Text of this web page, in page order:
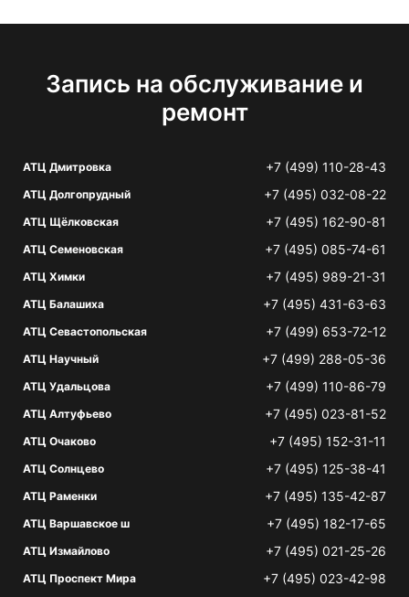
Запись на обслуживание и
ремонт
АТЦ Дмитровка +7 (499) 110-28-43
АТЦ Долгопрудный +7 (495) 032-08-22
АТЦ Щёлковская +7 (495) 162-90-81
АТЦ Семеновская +7 (495) 085-74-61
АТЦ Химки +7 (495) 989-21-31
АТЦ Балашиха +7 (495) 431-63-63
АТЦ Севастопольская +7 (499) 653-72-12
АТЦ Научный +7 (499) 288-05-36
АТЦ Удальцова +7 (499) 110-86-79
АТЦ Алтуфьево +7 (495) 023-81-52
АТЦ Очаково +7 (495) 152-31-11
АТЦ Солнцево +7 (495) 125-38-41
АТЦ Раменки +7 (495) 135-42-87
АТЦ Варшавское ш +7 (495) 182-17-65
АТЦ Измайлово +7 (495) 021-25-26
АТЦ Проспект Мира +7 (495) 023-42-98